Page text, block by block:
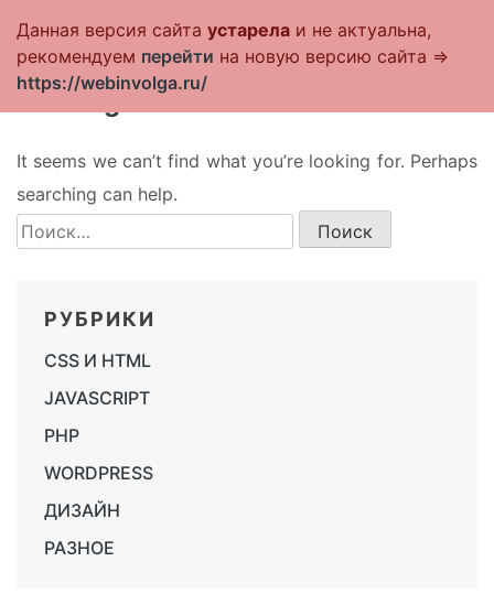
+ Стать клиентом
Данная версия сайта устарела и не актуальна,
рекомендуем перейти на новую версию сайта =>
https://webinvolga.ru/
Nothing Found
It seems we can’t find what you’re looking for. Perhaps
searching can help.
Найти:
РУБРИКИ
CSS И HTML
JAVASCRIPT
PHP
WORDPRESS
ДИЗАЙН
РАЗНОЕ